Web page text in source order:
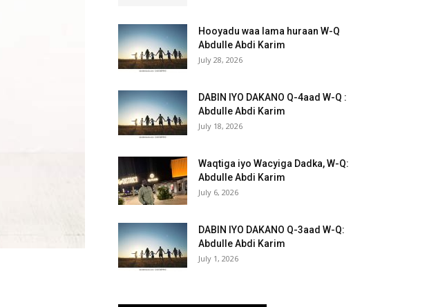
Hooyadu waa lama huraan W-Q
Abdulle Abdi Karim
July 28, 2026
DABIN IYO DAKANO Q-4aad W-Q :
Abdulle Abdi Karim
July 18, 2026
Waqtiga iyo Wacyiga Dadka, W-Q:
Abdulle Abdi Karim
July 6, 2026
DABIN IYO DAKANO Q-3aad W-Q:
Abdulle Abdi Karim
July 1, 2026